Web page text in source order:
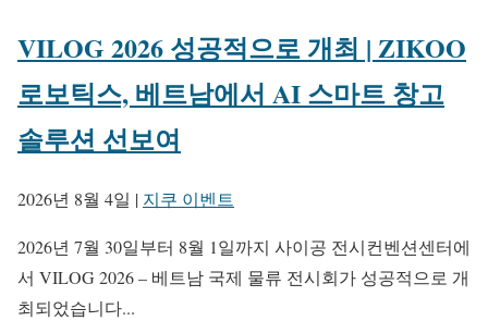
VILOG 2026 성공적으로 개최 | ZIKOO
로보틱스, 베트남에서 AI 스마트 창고
솔루션 선보여
2026년 8월 4일 | 지쿠 이벤트
2026년 7월 30일부터 8월 1일까지 사이공 전시컨벤션센터에
서 VILOG 2026 – 베트남 국제 물류 전시회가 성공적으로 개
최되었습니다...